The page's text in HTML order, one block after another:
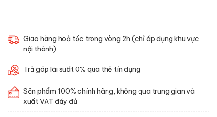
Giao hàng hoả tốc trong vòng 2h (chỉ áp dụng khu vực
nội thành)
Trả góp lãi suất 0% qua thẻ tín dụng
Sản phẩm 100% chính hãng, không qua trung gian và
xuất VAT đầy đủ